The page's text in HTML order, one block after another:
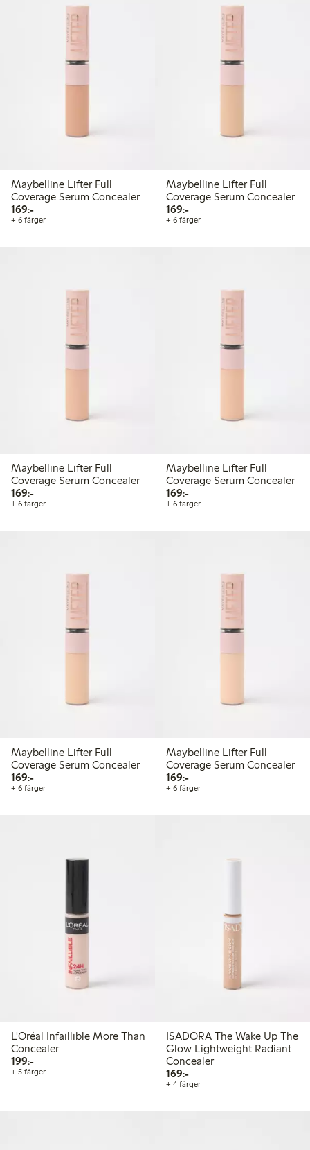
Maybelline Lifter Full
Coverage Serum Concealer
169:-169,00 kr
+ 6 färger
Maybelline Lifter Full
Coverage Serum Concealer
169:-169,00 kr
+ 6 färger
Maybelline Lifter Full
Coverage Serum Concealer
169:-169,00 kr
+ 6 färger
Maybelline Lifter Full
Coverage Serum Concealer
169:-169,00 kr
+ 6 färger
Maybelline Lifter Full
Coverage Serum Concealer
169:-169,00 kr
+ 6 färger
Maybelline Lifter Full
Coverage Serum Concealer
169:-169,00 kr
+ 6 färger
L'Oréal Infaillible More Than
Concealer
199:-199,00 kr
+ 5 färger
ISADORA The Wake Up The
Glow Lightweight Radiant
Concealer
169:-169,00 kr
+ 4 färger